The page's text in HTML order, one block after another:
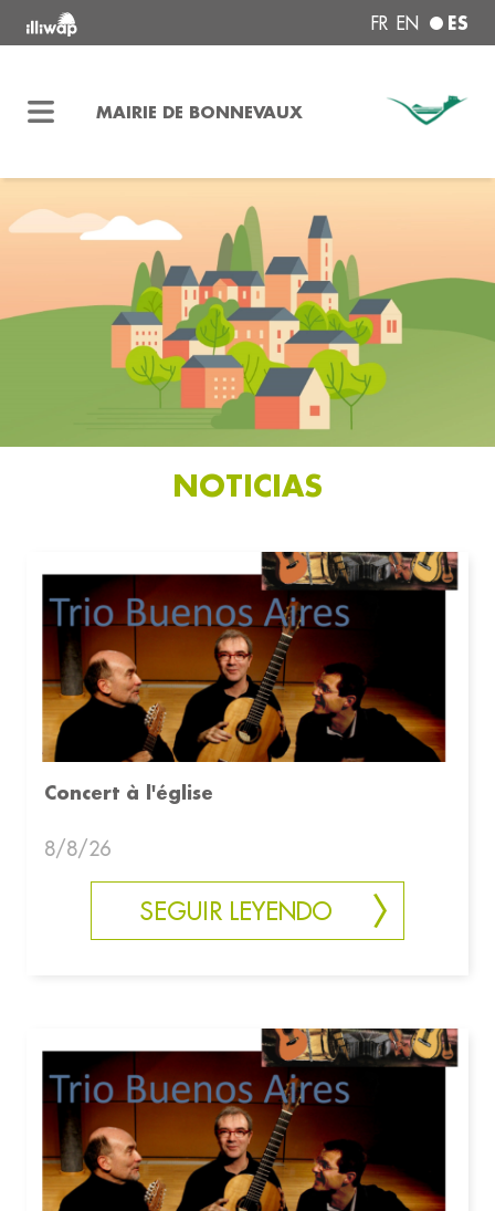
FR EN ES
MAIRIE DE BONNEVAUX
NOTICIAS
Concert à l'église
8/8/26
SEGUIR LEYENDO